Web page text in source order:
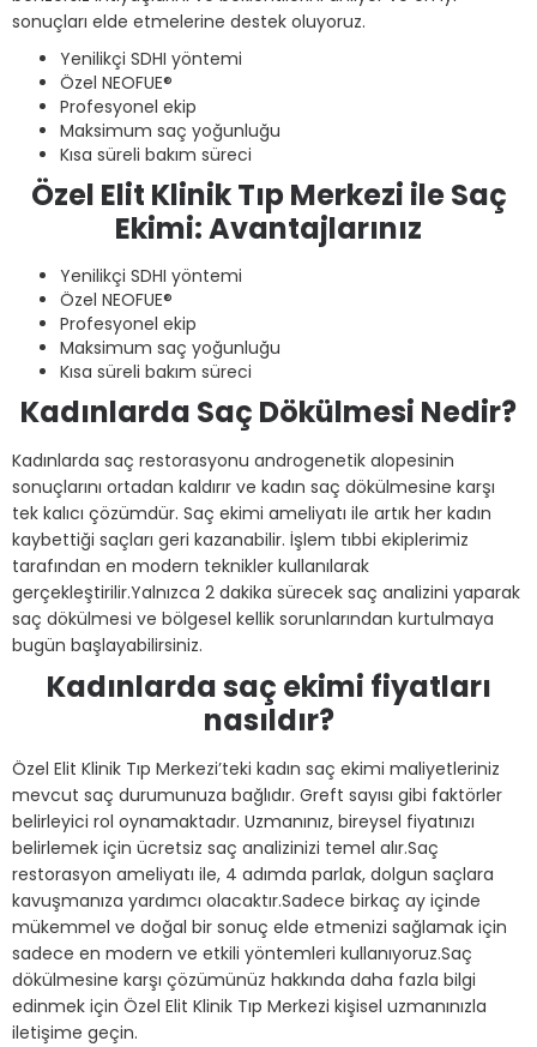
sonuçları elde etmelerine destek oluyoruz.
Yenilikçi SDHI yöntemi
Özel NEOFUE®
Profesyonel ekip
Maksimum saç yoğunluğu
Kısa süreli bakım süreci
Özel Elit Klinik Tıp Merkezi ile Saç
Ekimi: Avantajlarınız
Yenilikçi SDHI yöntemi
Özel NEOFUE®
Profesyonel ekip
Maksimum saç yoğunluğu
Kısa süreli bakım süreci
Kadınlarda Saç Dökülmesi Nedir?
Kadınlarda saç restorasyonu androgenetik alopesinin
sonuçlarını ortadan kaldırır ve kadın saç dökülmesine karşı
tek kalıcı çözümdür. Saç ekimi ameliyatı ile artık her kadın
kaybettiği saçları geri kazanabilir. İşlem tıbbi ekiplerimiz
tarafından en modern teknikler kullanılarak
gerçekleştirilir.Yalnızca 2 dakika sürecek saç analizini yaparak
saç dökülmesi ve bölgesel kellik sorunlarından kurtulmaya
bugün başlayabilirsiniz.
Kadınlarda saç ekimi fiyatları
nasıldır?
Özel Elit Klinik Tıp Merkezi’teki kadın saç ekimi maliyetleriniz
mevcut saç durumunuza bağlıdır. Greft sayısı gibi faktörler
belirleyici rol oynamaktadır. Uzmanınız, bireysel fiyatınızı
belirlemek için ücretsiz saç analizinizi temel alır.Saç
restorasyon ameliyatı ile, 4 adımda parlak, dolgun saçlara
kavuşmanıza yardımcı olacaktır.Sadece birkaç ay içinde
mükemmel ve doğal bir sonuç elde etmenizi sağlamak için
sadece en modern ve etkili yöntemleri kullanıyoruz.Saç
dökülmesine karşı çözümünüz hakkında daha fazla bilgi
edinmek için Özel Elit Klinik Tıp Merkezi kişisel uzmanınızla
iletişime geçin.